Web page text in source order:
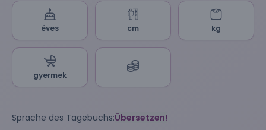
éves cm kg
gyermek
Sprache des Tagebuchs:Übersetzen!